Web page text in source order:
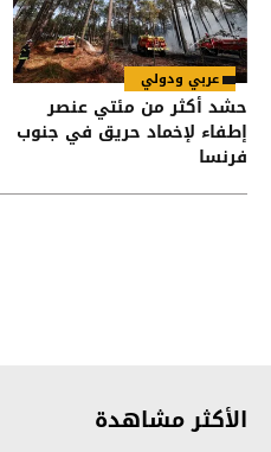
عربي ودولي
حشد أكثر من مئتي عنصر
إطفاء لإخماد حريق في جنوب
فرنسا
الأكثر مشاهدة